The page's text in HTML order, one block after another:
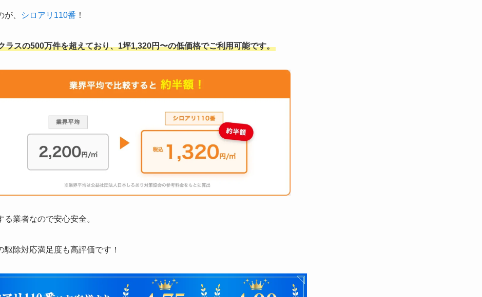
、 シロアリ110番 ！
ラスの500万件を超えており、1坪1,320円〜の低価格でご利用可能です。
業者なので安心安全。
除対応満足度も高評価です！